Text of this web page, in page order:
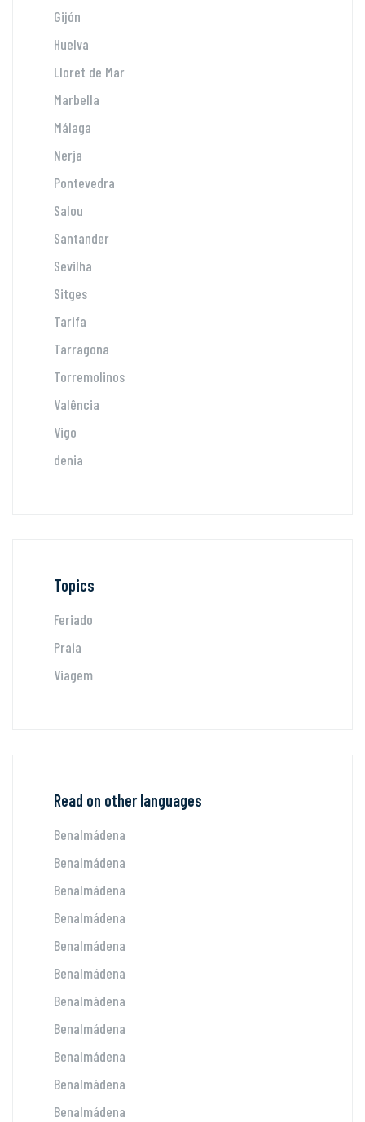
Gijón
Huelva
Lloret de Mar
Marbella
Málaga
Nerja
Pontevedra
Salou
Santander
Sevilha
Sitges
Tarifa
Tarragona
Torremolinos
Valência
Vigo
denia
Topics
Feriado
Praia
Viagem
Read on other languages
Benalmádena
Benalmádena
Benalmádena
Benalmádena
Benalmádena
Benalmádena
Benalmádena
Benalmádena
Benalmádena
Benalmádena
Benalmádena